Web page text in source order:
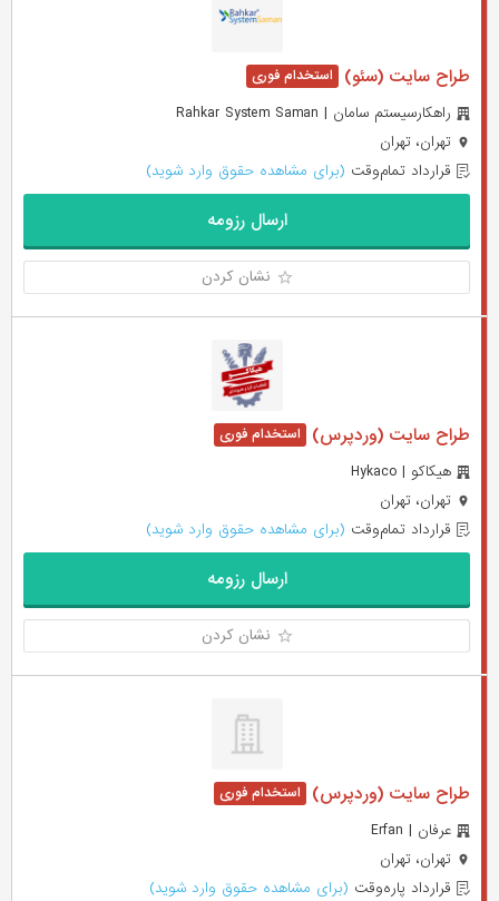
طراح سایت (سئو)
راهکارسیستم سامان | Rahkar System Saman
تهران، تهران
قرارداد تمام‌وقت (برای مشاهده حقوق وارد شوید)
ارسال رزومه
نشان کردن
طراح سایت (وردپرس)
هیکاکو | Hykaco
تهران، تهران
قرارداد تمام‌وقت (برای مشاهده حقوق وارد شوید)
ارسال رزومه
نشان کردن
طراح سایت (وردپرس)
عرفان | Erfan
تهران، تهران
قرارداد پاره‌وقت (برای مشاهده حقوق وارد شوید)